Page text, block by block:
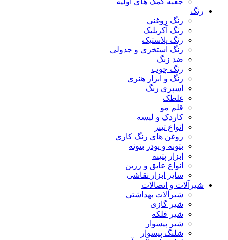
رنگ
رنگ روغنی
رنگ آکریلیک
رنگ پلاستیک
رنگ استخری و جدولی
ضد زنگ
رنگ چوب
رنگ و ابزار هنری
اسپری رنگ
غلطک
قلم مو
کاردک و لیسه
انواع تینر
روغن های رنگ کاری
بتونه و پودر بتونه
ابزار پتینه
انواع عایق و رزین
سایر ابزار نقاشی
شیرآلات و اتصالات
شیرآلات بهداشتی
شیر گازی
شیر فلکه
شیر پیسوار
شلنگ پیسوار